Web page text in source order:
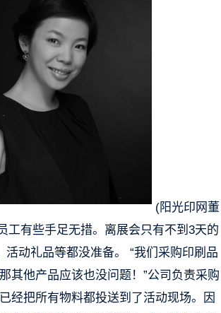
(阳光印网董
工有些手足无措。离展会只有不到3天的
动礼品等都没准备。 “我们采购印刷品
其他产品应该也没问题！”公司负责采购
经把所有物料都投送到了活动现场。因